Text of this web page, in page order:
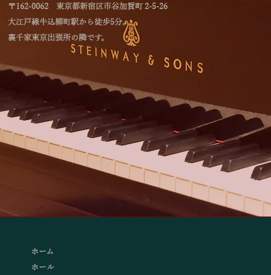
〒162-0062 東京都新宿区市谷加賀町 2-5-26
大江戸線牛込柳町駅から徒歩5分。
裏千家東京出張所の隣です。
ホーム
ホール